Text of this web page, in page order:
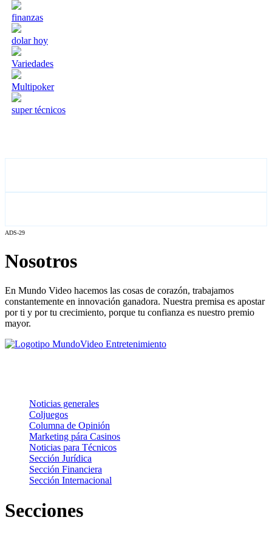
finanzas
dolar hoy
Variedades
Multipoker
super técnicos
ADS-29
Nosotros
En Mundo Video hacemos las cosas de corazón, trabajamos
constantemente en innovación ganadora. Nuestra premisa es apostar
por ti y por tu crecimiento, porque tu confianza es nuestro premio
mayor.
Noticias generales
Coljuegos
Columna de Opinión
Marketing pára Casinos
Noticias para Técnicos
Sección Jurídica
Sección Financiera
Sección Internacional
Secciones